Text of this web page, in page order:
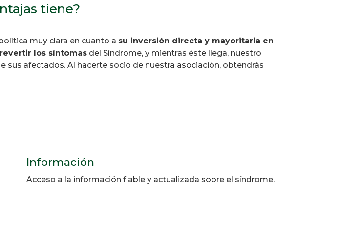
tiene?
muy clara en cuanto a su inversión directa y mayoritaria en
los síntomas del Síndrome, y mientras éste llega, nuestro
afectados. Al hacerte socio de nuestra asociación, obtendrás
Información
Acceso a la información fiable y actualizada sobre el síndrome.